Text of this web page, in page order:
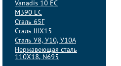
Vanadis 10 ЕС
M390 ЕС
Сталь 65Г
Сталь ШХ15
Сталь У8, У10, У10А
Нержавеющая сталь
110Х18, N695